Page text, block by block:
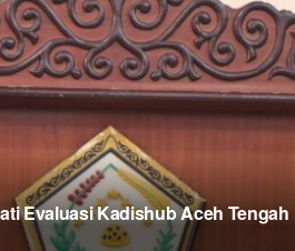
Evaluasi Kadishub Aceh Tengah